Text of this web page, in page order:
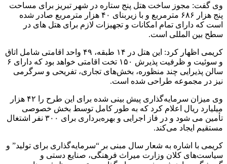
وی گفت: مجوز ساخت هتل پنج ستاره در شهر تبریز برای مساحت
پنج هزار ۶۸۶ مترمربع و با زیربنای ۴۰ هزار مترمربع صادر شده
است که دارای تمام امکانات و تجهیزات لازم برای هتل های در
سطح بین المللی است.
کریمی اظهار کرد: این هتل در ۱۴ طبقه، ۴۹ واحد اقامتی شامل اتاق
و سوئیت و ظرفیت پذیرش ۱۵۰ تخت اقامتی خواهد بود که دارای ۶
سالن پذیرایی چند منظوره، بخش‌های تجاری، تفریحی و سرگرمی
نیز در مجموعه طراحی شده است.
وی میزان سرمایه‌گذاری پیش‌ بینی‌ شده برای این طرح را ۴۲ هزار
میلیارد ریال اعلام کرد که به طور کامل توسط بخش خصوصی
تأمین می شود و در فاز اجرایی و بهره‌برداری برای ۳۰۰ نفر اشتغال
مستقیم ایجاد می‌کند.
کریمی با اشاره به شعار سال مبنی بر “سرمایه‌گذاری برای تولید” و
سیاست‌های کلان وزارت میراث‌ فرهنگی، صنایع دستی و